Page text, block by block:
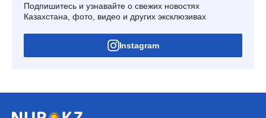
Подпишитесь и узнавайте о свежих новостях
Казахстана, фото, видео и других эксклюзивах
Instagram